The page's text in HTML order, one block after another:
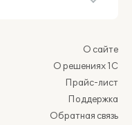
О сайте
О решениях 1С
Прайс-лист
Поддержка
Обратная связь